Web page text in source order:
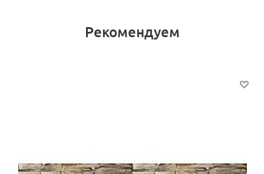
Рекомендуем